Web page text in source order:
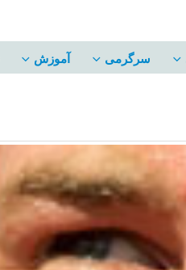
سرگرمی آموزش